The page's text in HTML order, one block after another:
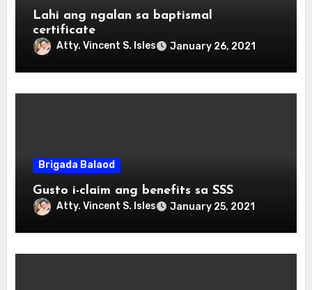
Lahi ang ngalan sa baptismal
certificate
Atty. Vincent S. Isles January 26, 2021
Brigada Balaod
Gusto i-claim ang benefits sa SSS
Atty. Vincent S. Isles January 25, 2021